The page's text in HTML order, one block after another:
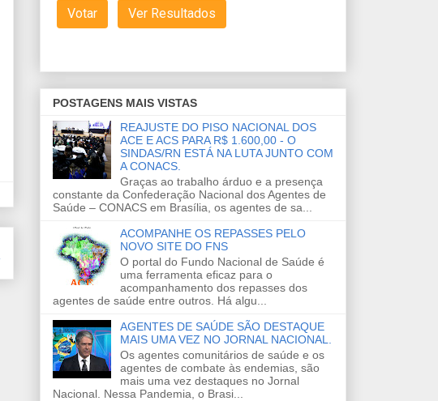
POSTAGENS MAIS VISTAS
REAJUSTE DO PISO NACIONAL DOS
ACE E ACS PARA R$ 1.600,00 - O
SINDAS/RN ESTÁ NA LUTA JUNTO COM
A CONACS.
Graças ao trabalho árduo e a presença
constante da Confederação Nacional dos Agentes de
Saúde – CONACS em Brasília, os agentes de sa...
ACOMPANHE OS REPASSES PELO
NOVO SITE DO FNS
O portal do Fundo Nacional de Saúde é
uma ferramenta eficaz para o
acompanhamento dos repasses dos
agentes de saúde entre outros. Há algu...
AGENTES DE SAÚDE SÃO DESTAQUE
MAIS UMA VEZ NO JORNAL NACIONAL.
Os agentes comunitários de saúde e os
agentes de combate às endemias, são
mais uma vez destaques no Jornal
Nacional. Nessa Pandemia, o Brasi...